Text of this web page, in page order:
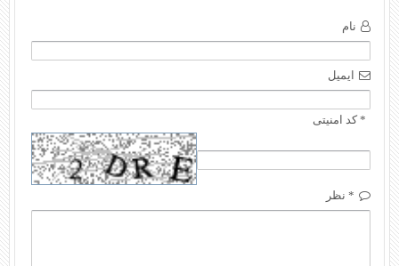
نام
ایمیل
* کد امنیتی
* نظر